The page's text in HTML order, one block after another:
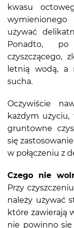
kwasu
używać
Ponadto,
czyszczącego,
letnią wodą,
sucha.
Oczywiście
każdym użyciu,
gruntowne
się
w połączeniu z
Czego nie
Przy
należy używać
które zawierają
nie powinno